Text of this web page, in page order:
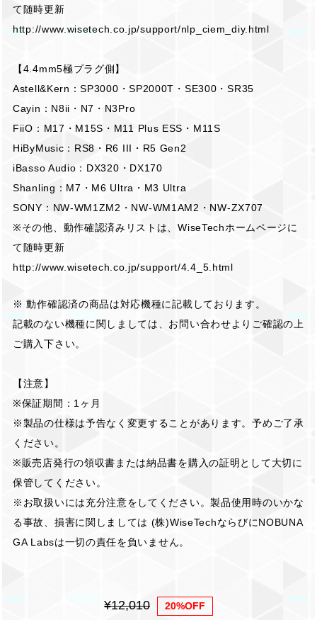
て随時更新
http://www.wisetech.co.jp/support/nlp_ciem_diy.html
【4.4mm5極プラグ側】
Astell&Kern：SP3000・SP2000T・SE300・SR35
Cayin：N8ii・N7・N3Pro
FiiO：M17・M15S・M11 Plus ESS・M11S
HiByMusic：RS8・R6 III・R5 Gen2
iBasso Audio：DX320・DX170
Shanling：M7・M6 Ultra・M3 Ultra
SONY：NW-WM1ZM2・NW-WM1AM2・NW-ZX707
※その他、動作確認済みリストは、WiseTechホームページに
て随時更新
http://www.wisetech.co.jp/support/4.4_5.html
※ 動作確認済の商品は対応機種に記載しております。
記載のない機種に関しましては、お問い合わせよりご確認の上
ご購入下さい。
【注意】
※保証期間：1ヶ月
※製品の仕様は予告なく変更することがあります。予めご了承
ください。
※販売店発行の領収書または納品書を購入の証明として大切に
保管してください。
※お取扱いには充分注意をしてください。製品使用時のいかな
る事故、損害に関しましては (株)WiseTechならびにNOBUNA
GA Labsは一切の責任を負いません。
¥12,010 20%OFF